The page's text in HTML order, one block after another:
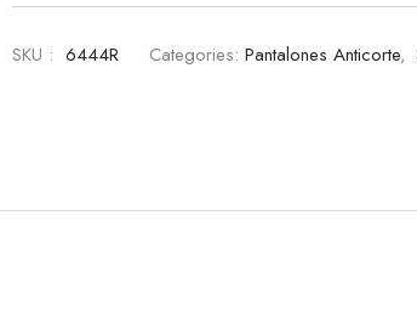
SKU : 6444R Categories: Pantalones Anticorte,